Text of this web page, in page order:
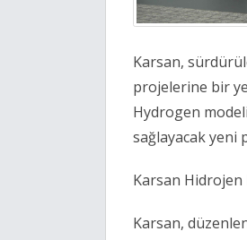
Karsan,
projelerine bir
Hydrogen
sağlayacak yeni
Karsan
Karsan,